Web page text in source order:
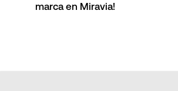
marca en Miravia!